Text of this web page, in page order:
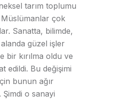
tarım toplumu
çok
Sanatta, bilimde,
güzel işler
bir kırılma oldu ve
edildi. Bu değişimi
bunun ağır
Şimdi o sanayi